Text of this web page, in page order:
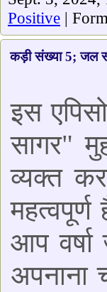
Positive |
कड़ी संख्या 5; जल
इस
सागर"
व्यक्त
आप
अपनाना